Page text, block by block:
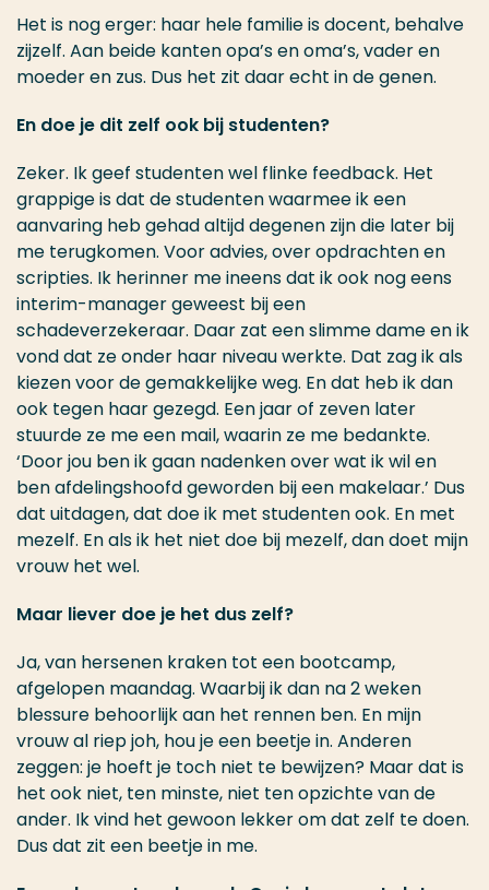
Het is nog erger: haar hele familie is docent, behalve
zijzelf. Aan beide kanten opa’s en oma’s, vader en
moeder en zus. Dus het zit daar echt in de genen.
En doe je dit zelf ook bij studenten?
Zeker. Ik geef studenten wel flinke feedback. Het
grappige is dat de studenten waarmee ik een
aanvaring heb gehad altijd degenen zijn die later bij
me terugkomen. Voor advies, over opdrachten en
scripties. Ik herinner me ineens dat ik ook nog eens
interim-manager geweest bij een
schadeverzekeraar. Daar zat een slimme dame en ik
vond dat ze onder haar niveau werkte. Dat zag ik als
kiezen voor de gemakkelijke weg. En dat heb ik dan
ook tegen haar gezegd. Een jaar of zeven later
stuurde ze me een mail, waarin ze me bedankte.
‘Door jou ben ik gaan nadenken over wat ik wil en
ben afdelingshoofd geworden bij een makelaar.’ Dus
dat uitdagen, dat doe ik met studenten ook. En met
mezelf. En als ik het niet doe bij mezelf, dan doet mijn
vrouw het wel.
Maar liever doe je het dus zelf?
Ja, van hersenen kraken tot een bootcamp,
afgelopen maandag. Waarbij ik dan na 2 weken
blessure behoorlijk aan het rennen ben. En mijn
vrouw al riep joh, hou je een beetje in. Anderen
zeggen: je hoeft je toch niet te bewijzen? Maar dat is
het ook niet, ten minste, niet ten opzichte van de
ander. Ik vind het gewoon lekker om dat zelf te doen.
Dus dat zit een beetje in me.